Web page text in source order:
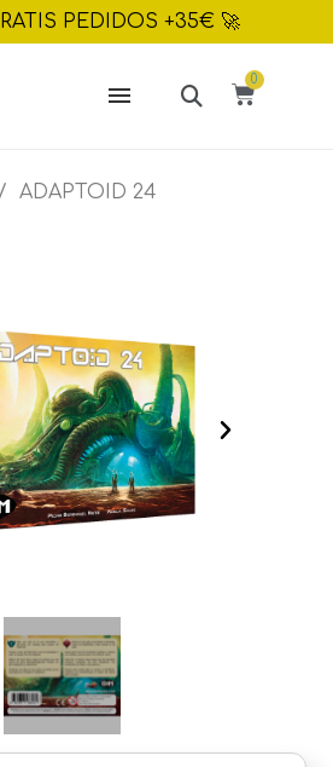
PEDIDOS +35€ 🚀
ADAPTOID 24